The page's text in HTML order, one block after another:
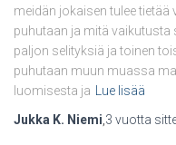
meidän jokaisen tulee
puhutaan ja mitä
paljon selityksiä ja toinen
puhutaan muun muassa
luomisesta ja Lue lisää
Jukka K. Niemi,3 vuotta